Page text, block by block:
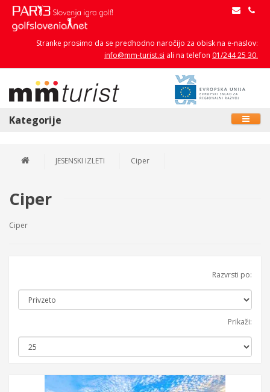
Stranke prosimo da se predhodno naročijo za obisk na e-naslov:
info@mm-turist.si ali na telefon 01/244 25 30.
Kategorije
JESENSKI IZLETI Ciper
Ciper
Ciper
Razvrsti po:
Prikaži: